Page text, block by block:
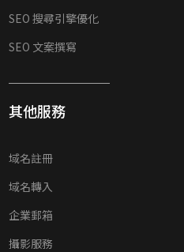
SEO 搜尋引擎優化
SEO 文案撰寫
其他服務
域名註冊
域名轉入
企業郵箱
攝影服務